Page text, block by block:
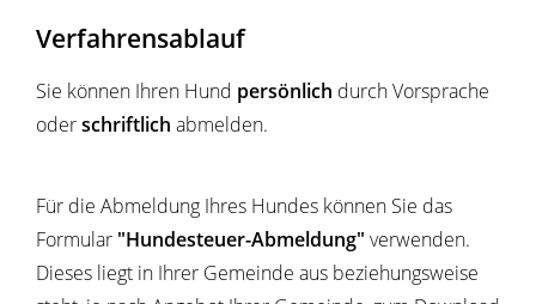
Verfahrensablauf
Sie können Ihren Hund persönlich durch Vorsprache
oderschriftlich abmelden.
Für die Abmeldung Ihres Hundes können Sie das
Formular "Hundesteuer-Abmeldung" verwenden.
Dieses liegt in Ihrer Gemeinde aus beziehungsweise